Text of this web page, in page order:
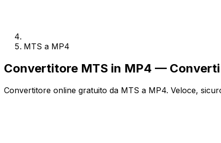
MTS a MP4
Convertitore MTS in MP4 —
Convertitore online gratuito da MTS a MP4. Veloce,